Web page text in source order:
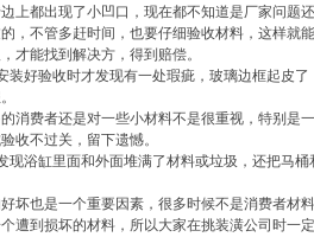
上都出现了小凹口，现在都不知道是厂家问题
，不管多赶时间，也要仔细验收材料，这样就
才能找到解决方，得到赔偿。
好验收时才发现有一处瑕疵，玻璃边框起皮
消费者还是对一些小材料不是很重视，特别是
收不过关，留下遗憾。
浴缸里面和外面堆满了材料或垃圾，还把马桶
坏也是一个重要因素，很多时候不是消费者材
遭到损坏的材料，所以大家在挑装潢公司时一